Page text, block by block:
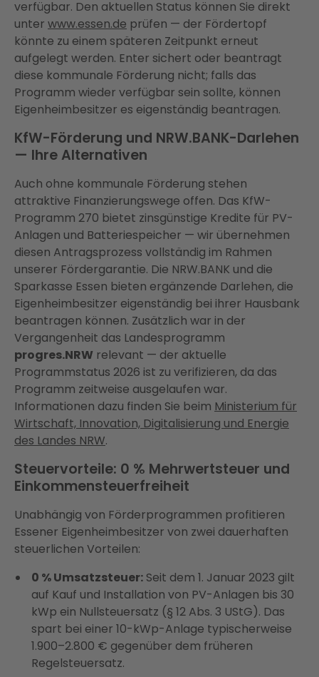
verfügbar. Den aktuellen Status können Sie direkt
unter www.essen.de prüfen — der Fördertopf
könnte zu einem späteren Zeitpunkt erneut
aufgelegt werden. Enter sichert oder beantragt
diese kommunale Förderung nicht; falls das
Programm wieder verfügbar sein sollte, können
Eigenheimbesitzer es eigenständig beantragen.
KfW-Förderung und NRW.BANK-Darlehen
— Ihre Alternativen
Auch ohne kommunale Förderung stehen
attraktive Finanzierungswege offen. Das KfW-
Programm 270 bietet zinsgünstige Kredite für PV-
Anlagen und Batteriespeicher — wir übernehmen
diesen Antragsprozess vollständig im Rahmen
unserer Fördergarantie. Die NRW.BANK und die
Sparkasse Essen bieten ergänzende Darlehen, die
Eigenheimbesitzer eigenständig bei ihrer Hausbank
beantragen können. Zusätzlich war in der
Vergangenheit das Landesprogramm
progres.NRW relevant — der aktuelle
Programmstatus 2026 ist zu verifizieren, da das
Programm zeitweise ausgelaufen war.
Informationen dazu finden Sie beim Ministerium für
Wirtschaft, Innovation, Digitalisierung und Energie
des Landes NRW.
Steuervorteile: 0 % Mehrwertsteuer und
Einkommensteuerfreiheit
Unabhängig von Förderprogrammen profitieren
Essener Eigenheimbesitzer von zwei dauerhaften
steuerlichen Vorteilen:
0 % Umsatzsteuer: Seit dem 1. Januar 2023 gilt
auf Kauf und Installation von PV-Anlagen bis 30
kWp ein Nullsteuersatz (§ 12 Abs. 3 UStG). Das
spart bei einer 10-kWp-Anlage typischerweise
1.900–2.800 € gegenüber dem früheren
Regelsteuersatz.